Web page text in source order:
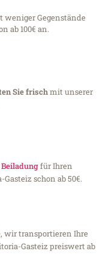
weniger Gegenstände
ab 100€ an.
Sie frischmit unserer
Beiladungfür Ihren
schon ab 50€.
wir transportieren Ihre
Gasteiz preiswert ab